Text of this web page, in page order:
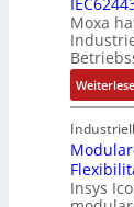
e
d
e
h
n
u
n
g
e
n
Moxa
Insys